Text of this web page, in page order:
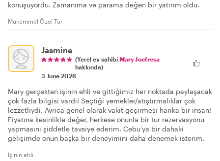
konuşuyordu. Zamanıma ve parama değen bir yatırım oldu.
Mükemmel Özel Tur
Jasmine
(Yerel ev sahibi Mary Joefresa
hakkında)
3 June 2026
Mary gerçekten işinin ehli ve gittiğimiz her noktada paylaşacak
çok fazla bilgisi vardı! Seçtiği yemekler/atıştırmalıklar çok
lezzetliydi. Ayrıca genel olarak vakit geçirmesi harika bir insan!
Fiyatına kesinlikle değer, herkese onunla bir tur rezervasyonu
yapmasını şiddetle tavsiye ederim. Cebu'ya bir dahaki
gelişimde onun başka bir deneyimini daha denemek isterim.
İşinin ehli